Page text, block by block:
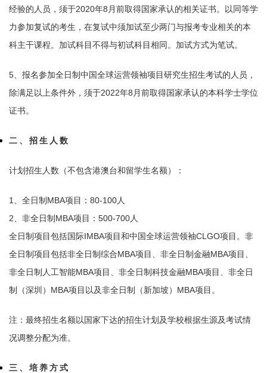
经验的人员，须于2020年8月前取得国家承认的相关证书。以同等学
力参加复试的考生，在复试中须加试至少两门与报考专业相关的本
科主干课程。加试科目不得与初试科目相同。加试方式为笔试。
5、报名参加全日制中国全球运营领袖项目研究生招生考试的人员，
除满足以上条件外，须于2022年8月前取得国家承认的本科学士学位
证书。
二、招生人数
计划招生人数（不包含港澳台和留学生名额）：
1、全日制MBA项目：80-100人
2、非全日制MBA项目：500-700人
全日制项目包括国际IMBA项目和中国全球运营领袖CLGO项目。非
全日制项目包括非全日制综合MBA项目、非全日制金融MBA项目、
非全日制人工智能MBA项目、非全日制科技金融MBA项目、非全日
制（深圳）MBA项目以及非全日制（新加坡）MBA项目。
注：最终招生名额以国家下达的招生计划及学校根据生源及考试情
况调整分配为准。
三、培养方式